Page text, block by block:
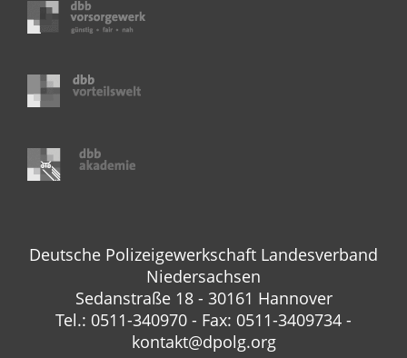
Deutsche Polizeigewerkschaft Landesverband
Niedersachsen
Sedanstraße 18 - 30161 Hannover
Tel.: 0511-340970 - Fax: 0511-3409734 -
kontakt@dpolg.org